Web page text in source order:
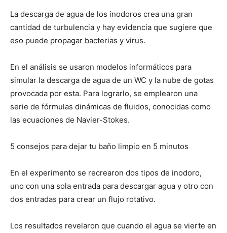
La descarga de agua de los inodoros crea una gran
cantidad de turbulencia y hay evidencia que sugiere que
eso puede propagar bacterias y virus.
En el análisis se usaron modelos informáticos para
simular la descarga de agua de un WC y la nube de gotas
provocada por esta. Para lograrlo, se emplearon una
serie de fórmulas dinámicas de fluidos, conocidas como
las ecuaciones de Navier-Stokes.
5 consejos para dejar tu baño limpio en 5 minutos
En el experimento se recrearon dos tipos de inodoro,
uno con una sola entrada para descargar agua y otro con
dos entradas para crear un flujo rotativo.
Los resultados revelaron que cuando el agua se vierte en